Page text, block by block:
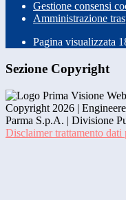
Gestione consensi
Amministrazione
Pagina visualizzata
Sezione Copyright
Copyright 2026 |
Parma S.p.A. | Divisione
Disclaimer trattamento dati